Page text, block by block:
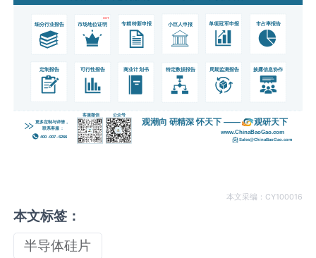
本文采编：CY100016
本文标签：
半导体硅片